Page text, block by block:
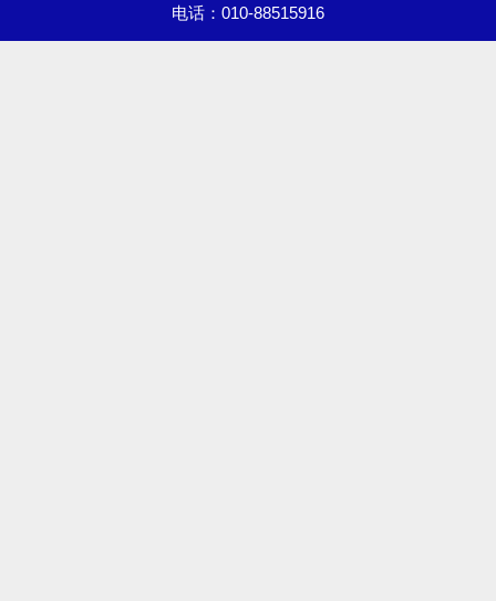
电话：010-88515916